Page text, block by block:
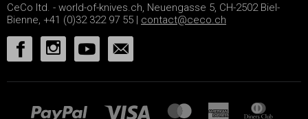
CeCo ltd. - world-of-knives.ch, Neuengasse 5, CH-2502 Biel-
Bienne, +41 (0)32 322 97 55 | contact@ceco.ch